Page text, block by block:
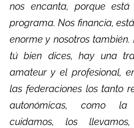
nos encanta, porque
programa. Nos financia,
enorme y nosotros
tú bien dices, hay una
amateur y el profesional,
las federaciones los tanto
autonómicas, como
cuidamos, los